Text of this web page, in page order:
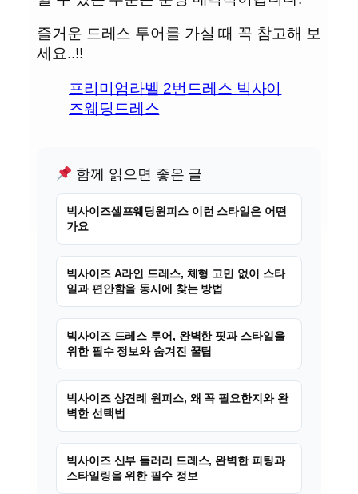
즐거운 드레스 투어를 가실 때 꼭 참고해 보
세요..!!
프리미엄라벨 2번드레스 빅사이
즈웨딩드레스
함께 읽으면 좋은 글
빅사이즈셀프웨딩원피스 이런 스타일은 어떤
가요
빅사이즈 A라인 드레스, 체형 고민 없이 스타
일과 편안함을 동시에 찾는 방법
빅사이즈 드레스 투어, 완벽한 핏과 스타일을
위한 필수 정보와 숨겨진 꿀팁
빅사이즈 상견례 원피스, 왜 꼭 필요한지와 완
벽한 선택법
빅사이즈 신부 들러리 드레스, 완벽한 피팅과
스타일링을 위한 필수 정보